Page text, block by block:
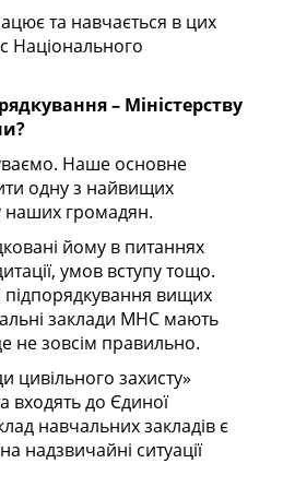
та навчається в цих
Національного
– Міністерству
Наше основне
одну з найвищих
наших громадян.
йому в питаннях
умов вступу тощо.
вищих
заклади МНС мають
не зовсім правильно.
цивільного захисту»
входять до Єдиної
навчальних закладів є
надзвичайні ситуації